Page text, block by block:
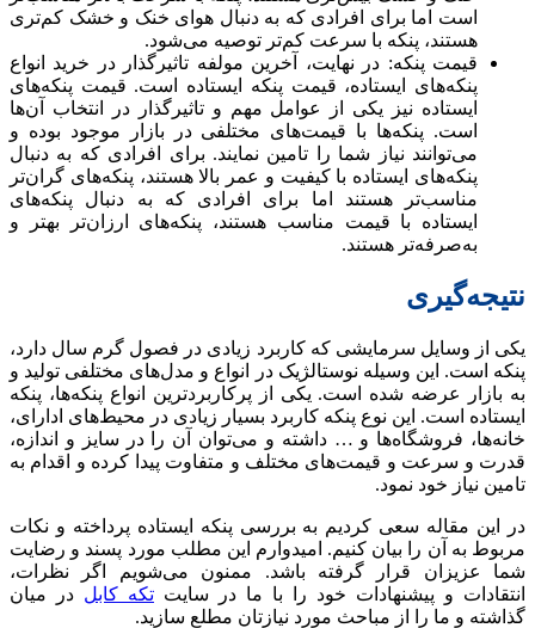
است اما برای افرادی که به دنبال هوای خنک و خشک کم‌تری
هستند، پنکه با سرعت کم‌تر توصیه می‌شود.
قیمت پنکه: در نهایت، آخرین مولفه تاثیرگذار در خرید انواع
پنکه‌های ایستاده، قیمت پنکه ایستاده است. قیمت پنکه‌های
ایستاده نیز یکی از عوامل مهم و تاثیرگذار در انتخاب آن‌ها
است. پنکه‌ها با قیمت‌های مختلفی در بازار موجود بوده و
می‌توانند نیاز شما را تامین نمایند. برای افرادی که به دنبال
پنکه‌های ایستاده با کیفیت و عمر بالا هستند، پنکه‌های گران‌تر
مناسب‌تر هستند اما برای افرادی که به دنبال پنکه‌های
ایستاده با قیمت مناسب هستند، پنکه‌های ارزان‌تر بهتر و
به‌صرفه‌تر هستند.
نتیجه‌گیری
یکی از وسایل سرمایشی که کاربرد زیادی در فصول گرم سال دارد،
پنکه است. این وسیله نوستالژیک در انواع و مدل‌های مختلفی تولید و
به بازار عرضه شده است. یکی از پرکاربردترین انواع پنکه‌ها، پنکه
ایستاده است. این نوع پنکه کاربرد بسیار زیادی در محیط‌های ادارای،
خانه‌ها، فروشگاه‌ها و … داشته و می‌توان آن را در سایز‌ و اندازه،
قدرت و سرعت و قیمت‌های مختلف و متفاوت پیدا کرده و اقدام به
تامین نیاز خود نمود.
در این مقاله سعی کردیم به بررسی پنکه ایستاده پرداخته و نکات
مربوط به آن را بیان کنیم. امیدوارم این مطلب مورد پسند و رضایت
شما عزیزان قرار گرفته باشد. ممنون می‌شویم اگر نظرات،
انتقادات و پیشنهادات خود را با ما در سایت تکه ‌کابل در میان
گذاشته و ما را از مباحث مورد نیازتان مطلع سازید.